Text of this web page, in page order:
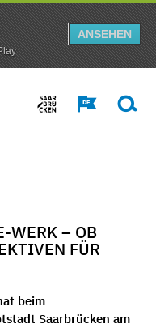
ANSEHEN
WERK – OB
FÜR
beim
Saarbrücken am